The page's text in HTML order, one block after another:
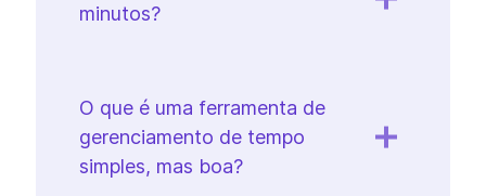
minutos?
O que é uma ferramenta de
gerenciamento de tempo
simples, mas boa?